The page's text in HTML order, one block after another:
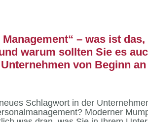
– was ist
warum sollten Sie es
von Beginn
Schlagwort in der
Moderner